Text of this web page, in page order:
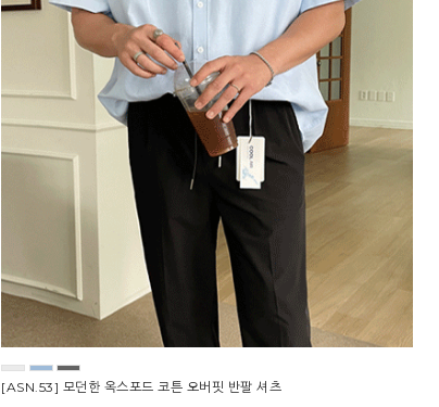
[ASN.53] 모던한 옥스포드 코튼 오버핏 반팔 셔츠